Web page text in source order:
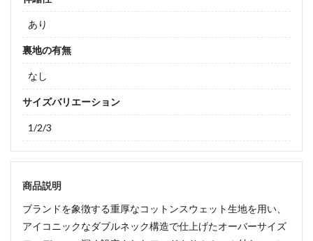
あり
裏地の有無
なし
サイズバリエーション
1/2/3
商品説明
ブランドを象徴する重厚なコットンスウェット生地を用い、
アイコニックなダブルネック構造で仕上げたオーバーサイズ